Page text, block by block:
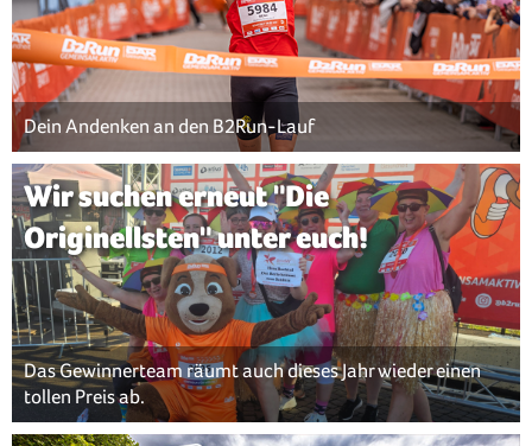
Dein Andenken an den B2Run-Lauf
Wir suchen erneut "Die
Originellsten" unter euch!
Das Gewinnerteam räumt auch dieses Jahr wieder einen
tollen Preis ab.